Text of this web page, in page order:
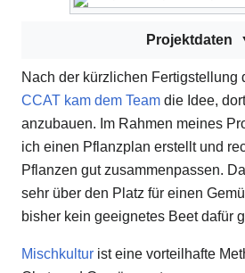
Projektdaten
Nach der kürzlichen Fertigstellung
CCAT kam dem Team die Idee,
anzubauen. Im Rahmen meines
ich einen Pflanzplan erstellt und
Pflanzen gut zusammenpassen.
sehr über den Platz für einen
bisher kein geeignetes Beet dafür
Mischkultur ist eine vorteilhafte